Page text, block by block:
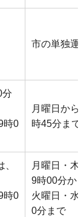
市の単独運
分
時0
月曜日から
時45分まで
時0
月曜日・木
9時00分か
火曜日・水
0分まで